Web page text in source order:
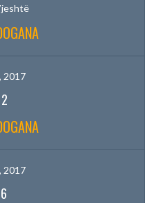
2017
2
2017
6